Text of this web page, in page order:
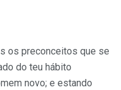
os preconceitos que se
do teu hábito
novo; e estando